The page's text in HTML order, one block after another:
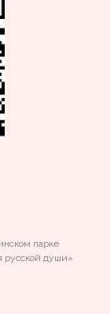
парке
русской души»